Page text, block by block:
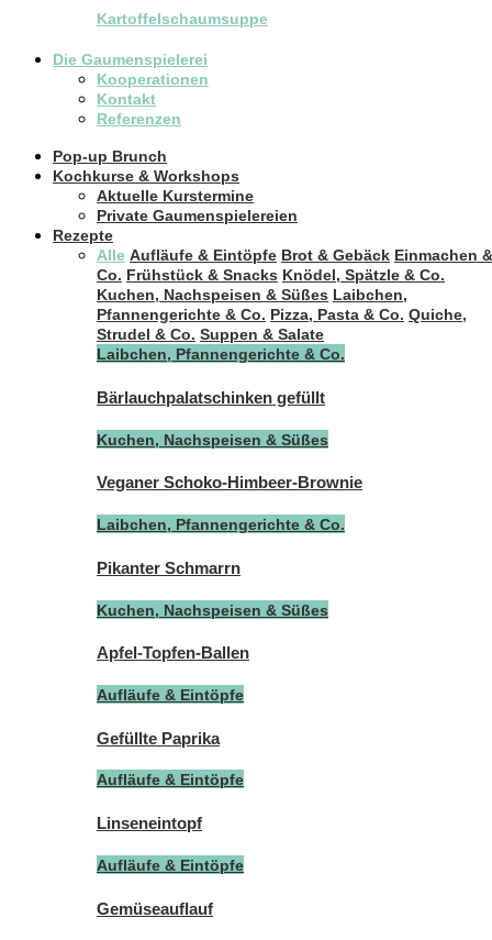
Kartoffelschaumsuppe
Die Gaumenspielerei
Kooperationen
Kontakt
Referenzen
Pop-up Brunch
Kochkurse & Workshops
Aktuelle Kurstermine
Private Gaumenspielereien
Rezepte
Alle Aufläufe & Eintöpfe Brot & Gebäck Einmachen &
Co. Frühstück & Snacks Knödel, Spätzle & Co.
Kuchen, Nachspeisen & Süßes Laibchen,
Pfannengerichte & Co. Pizza, Pasta & Co. Quiche,
Strudel & Co. Suppen & Salate
Laibchen, Pfannengerichte & Co.
Bärlauchpalatschinken gefüllt
Kuchen, Nachspeisen & Süßes
Veganer Schoko-Himbeer-Brownie
Laibchen, Pfannengerichte & Co.
Pikanter Schmarrn
Kuchen, Nachspeisen & Süßes
Apfel-Topfen-Ballen
Aufläufe & Eintöpfe
Gefüllte Paprika
Aufläufe & Eintöpfe
Linseneintopf
Aufläufe & Eintöpfe
Gemüseauflauf